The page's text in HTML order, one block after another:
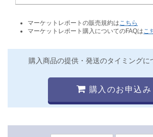
マーケットレポートの販売規約は こちら
マーケットレポート購入についてのFAQは こ
購入商品の提供・発送のタイミングに
購入のお申込み